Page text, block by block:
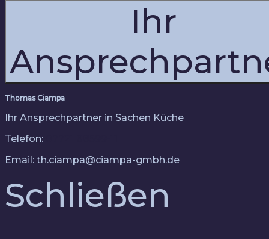
Ihr
Thomas Ciampa
Ihr Ansprechpartner in Sachen Küche
Telefon:
Email: th.ciampa@ciampa-gmbh.de
Schließen